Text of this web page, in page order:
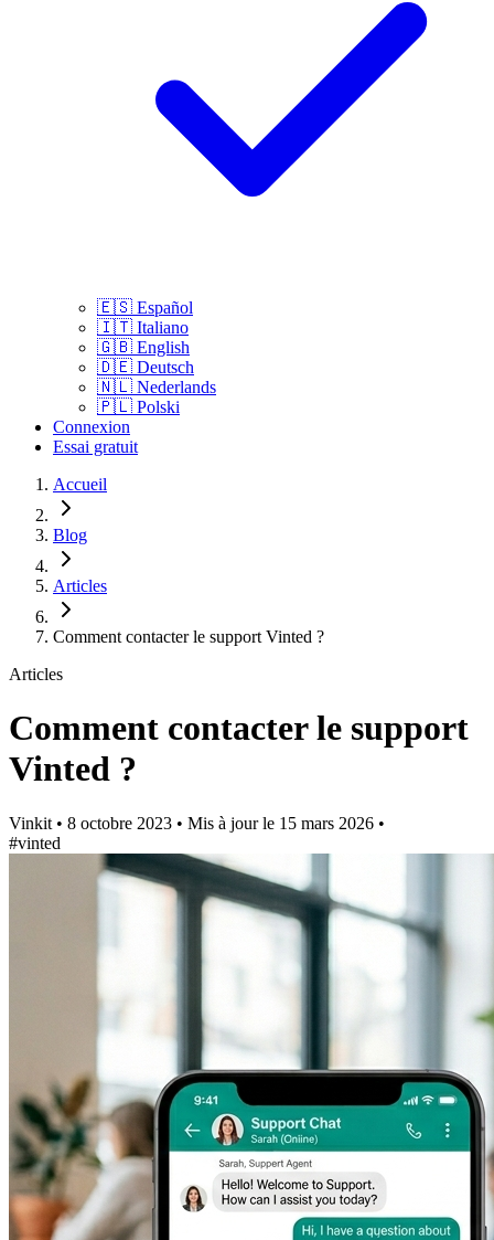
🇪🇸 Español
🇮🇹 Italiano
🇬🇧 English
🇩🇪 Deutsch
🇳🇱 Nederlands
🇵🇱 Polski
Connexion
Essai gratuit
Accueil
Blog
Articles
Comment contacter le support Vinted ?
Articles
Comment contacter le support
Vinted ?
Vinkit • 8 octobre 2023 • Mis à jour le 15 mars 2026 •
#vinted